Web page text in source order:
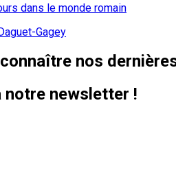
dans le monde romain
Gagey
nos
notre newsletter !